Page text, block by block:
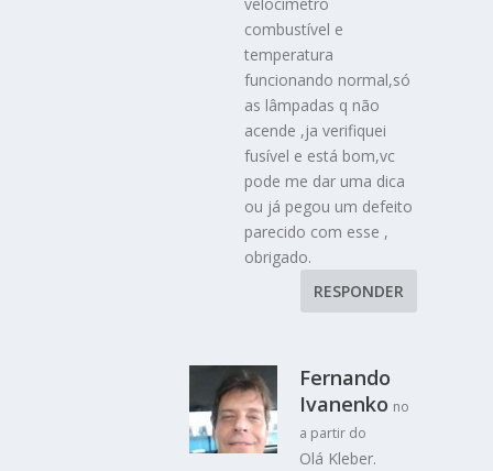
combustível e
temperatura
funcionando normal,só
as lâmpadas q não
acende ,ja verifiquei
fusível e está bom,vc
pode me dar uma dica
ou já pegou um defeito
parecido com esse ,
obrigado.
RESPONDER
Fernando
Ivanenko no
a partir do
Olá Kleber.